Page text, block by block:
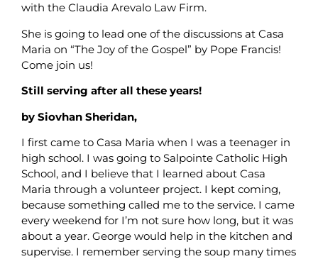
with the Claudia Arevalo Law Firm.
She is going to lead one of the discussions at Casa
Maria on “The Joy of the Gospel” by Pope Francis!
Come join us!
Still serving after all these years!
by Siovhan Sheridan,
I first came to Casa Maria when I was a teenager in
high school. I was going to Salpointe Catholic High
School, and I believe that I learned about Casa
Maria through a volunteer project. I kept coming,
because something called me to the service. I came
every weekend for I’m not sure how long, but it was
about a year. George would help in the kitchen and
supervise. I remember serving the soup many times